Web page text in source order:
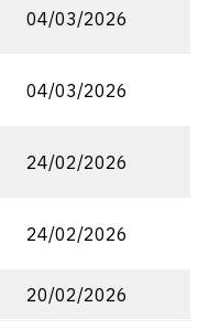
04/03/2026
04/03/2026
24/02/2026
24/02/2026
20/02/2026